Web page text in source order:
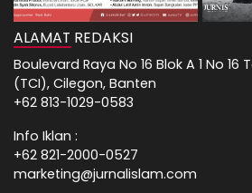
ALAMAT REDAKSI
Boulevard Raya No 16 Blok A 1 No
(TCI), Cilegon, Banten
+62 813-1029-0583
Info Iklan :
+62 821-2000-0527
marketing@jurnalislam.com